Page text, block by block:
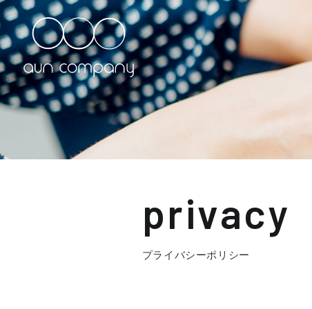
privacy
プライバシーポリシー